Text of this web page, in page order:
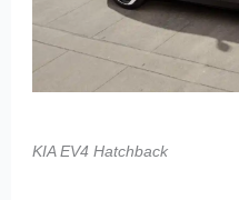
KIA EV4 Hatchback